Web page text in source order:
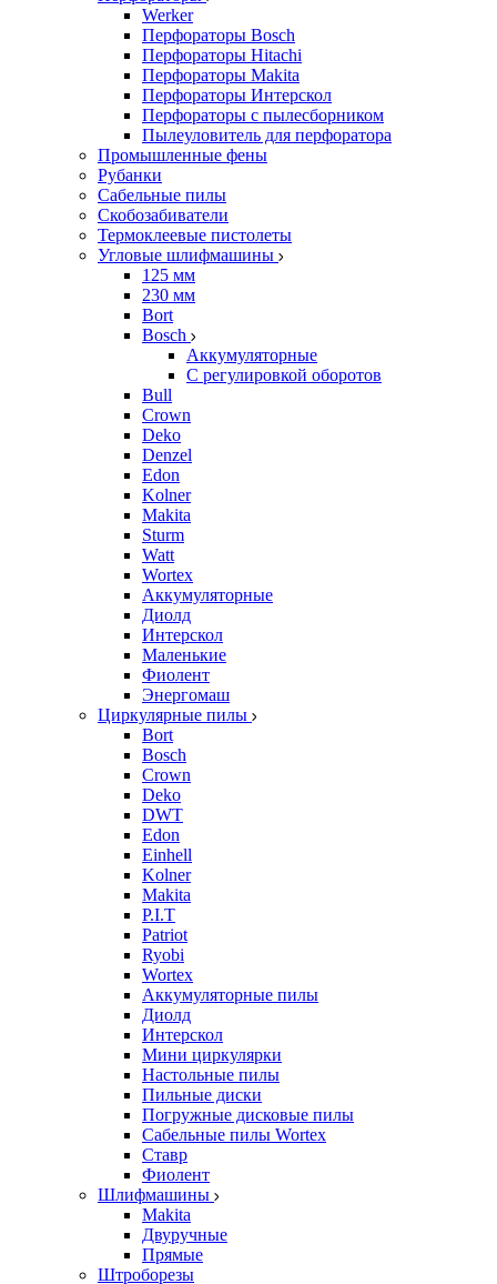
Werker
Перфораторы Bosch
Перфораторы Hitachi
Перфораторы Makita
Перфораторы Интерскол
Перфораторы с пылесборником
Пылеуловитель для перфоратора
Промышленные фены
Рубанки
Сабельные пилы
Скобозабиватели
Термоклеевые пистолеты
Угловые шлифмашины
125 мм
230 мм
Bort
Bosch
Аккумуляторные
С регулировкой оборотов
Bull
Crown
Deko
Denzel
Edon
Kolner
Makita
Sturm
Watt
Wortex
Аккумуляторные
Диолд
Интерскол
Маленькие
Фиолент
Энергомаш
Циркулярные пилы
Bort
Bosch
Crown
Deko
DWT
Edon
Einhell
Kolner
Makita
P.I.T
Patriot
Ryobi
Wortex
Аккумуляторные пилы
Диолд
Интерскол
Мини циркулярки
Настольные пилы
Пильные диски
Погружные дисковые пилы
Сабельные пилы Wortex
Ставр
Фиолент
Шлифмашины
Makita
Двуручные
Прямые
Штроборезы